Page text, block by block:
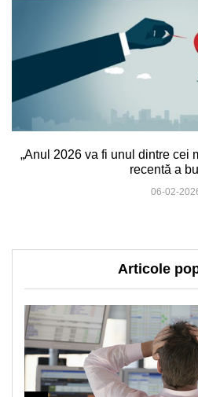
„Anul 2026 va fi unul dintre cei
recentă a
06-02-
Articole